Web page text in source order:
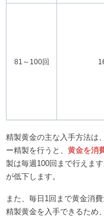
81～100回
精製黄金の主な入手方法は
ー精製を行うと、 黄金を消
製は毎週100回まで行えま
が低下します。
また、毎日1回まで黄金消
精製黄金を入手できるため